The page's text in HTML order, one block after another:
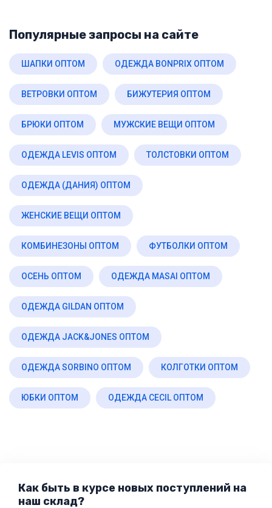
Популярные запросы на сайте
ШАПКИ ОПТОМ ОДЕЖДА BONPRIX ОПТОМ
ВЕТРОВКИ ОПТОМ БИЖУТЕРИЯ ОПТОМ
БРЮКИ ОПТОМ МУЖСКИЕ ВЕЩИ ОПТОМ
ОДЕЖДА LEVIS ОПТОМ ТОЛСТОВКИ ОПТОМ
ОДЕЖДА (ДАНИЯ) ОПТОМ
ЖЕНСКИЕ ВЕЩИ ОПТОМ
КОМБИНЕЗОНЫ ОПТОМ ФУТБОЛКИ ОПТОМ
ОСЕНЬ ОПТОМ ОДЕЖДА MASAI ОПТОМ
ОДЕЖДА GILDAN ОПТОМ
ОДЕЖДА JACK&JONES ОПТОМ
ОДЕЖДА SORBINO ОПТОМ КОЛГОТКИ ОПТОМ
ЮБКИ ОПТОМ ОДЕЖДА CECIL ОПТОМ
Как быть в курсе новых поступлений на
наш склад?